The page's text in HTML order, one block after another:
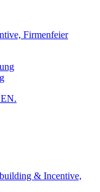
Firmenfeier
& Incentive,